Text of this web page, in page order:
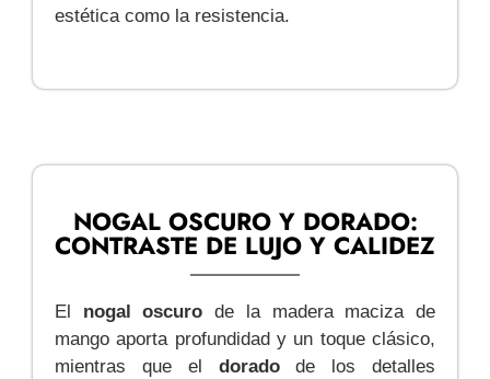
estética como la resistencia.
NOGAL OSCURO Y DORADO:
CONTRASTE DE LUJO Y CALIDEZ
El nogal oscuro de la madera maciza de
mango aporta profundidad y un toque clásico,
mientras que el doradode los detalles